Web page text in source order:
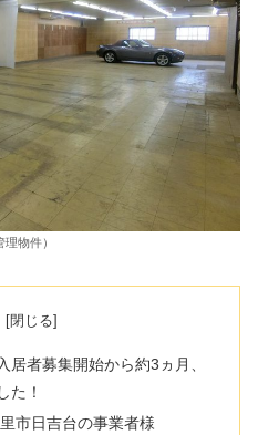
物件）
居者募集開始から約3ヵ月、
た！
市日吉台の事業者様